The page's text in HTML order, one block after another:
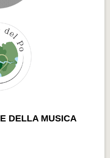
DELLA MUSICA